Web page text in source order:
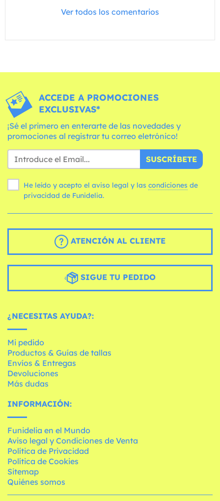
Ver todos los comentarios
ACCEDE A PROMOCIONES
EXCLUSIVAS*
¡Sé el primero en enterarte de las novedades y
promociones al registrar tu correo eletrónico!
SUSCRÍBETE
He leído y acepto el aviso legal y las condiciones
privacidad de Funidelia.
ATENCIÓN AL CLIENTE
SIGUE TU PEDIDO
¿NECESITAS AYUDA?:
Mi pedido
Productos & Guías de tallas
Envíos & Entregas
Devoluciones
Más dudas
INFORMACIÓN:
Funidelia en el Mundo
Aviso legal y Condiciones de Venta
Política de Privacidad
Política de Cookies
Sitemap
Quiénes somos